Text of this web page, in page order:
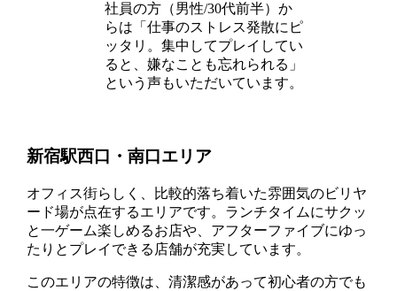
社員の方（男性/30代前半）か
らは「仕事のストレス発散にピ
ッタリ。集中してプレイしてい
ると、嫌なことも忘れられる」
という声もいただいています。
新宿駅西口・南口エリア
オフィス街らしく、比較的落ち着いた雰囲気のビリヤ
ード場が点在するエリアです。ランチタイムにサクッ
と一ゲーム楽しめるお店や、アフターファイブにゆっ
たりとプレイできる店舗が充実しています。
このエリアの特徴は、清潔感があって初心者の方でも